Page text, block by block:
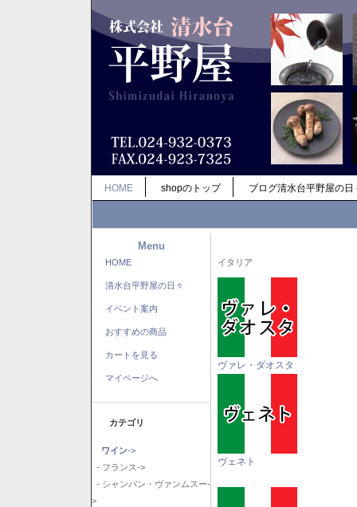
HOME shopのトップ ブログ清水台平野屋の日
Menu
HOME
清水台平野屋の日々
イベント案内
おすすめの商品
カートを見る
マイページへ
カテゴリ
ワイン->
- フランス->
- シャンパン・ヴァンムスー-
>
イタリア
ヴァレ・ダオスタ
ヴェネト